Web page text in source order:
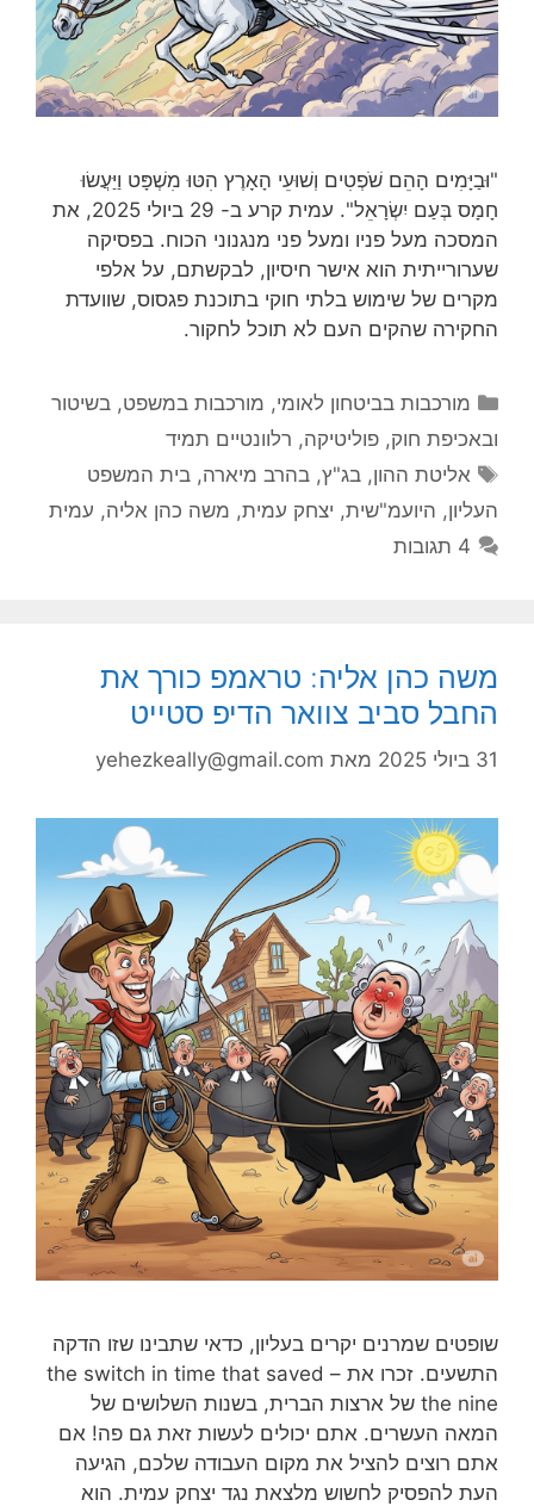
"וּבַיָּמִים הָהֵם שֹׁפְטִים וְשׁוּעֵי הָאָרֶץ הִטּוּ מִשְׁפָּט וַיַּעֲשׂוּ
חָמָס בְּעַם יִשְׂרָאֵל". עמית קרע ב- 29 ביולי 2025, את
המסכה מעל פניו ומעל פני מנגנוני הכוח. בפסיקה
שערורייתית הוא אישר חיסיון, לבקשתם, על אלפי
מקרים של שימוש בלתי חוקי בתוכנת פגסוס, שוועדת
החקירה שהקים העם לא תוכל לחקור.
קטגוריות
מורכבות בביטחון לאומי, מורכבות במשפט, בשיטור
ובאכיפת חוק, פוליטיקה, רלוונטיים תמיד
תגיות
אליטת ההון,בג"ץ,בהרב מיארה,בית המשפט
העליון, היועמ"שית, יצחק עמית, משה כהן אליה, עמית
4 תגובות
משה כהן אליה: טראמפ כורך את
החבל סביב צוואר הדיפ סטייט
31 ביולי 2025 מאת yehezkeally@gmail.com
שופטים שמרנים יקרים בעליון, כדאי שתבינו שזו הדקה
התשעים. זכרו את – the switch in time that saved
the nine של ארצות הברית, בשנות השלושים של
המאה העשרים. אתם יכולים לעשות זאת גם פה! אם
אתם רוצים להציל את מקום העבודה שלכם, הגיעה
העת להפסיק לחשוש מלצאת נגד יצחק עמית. הוא